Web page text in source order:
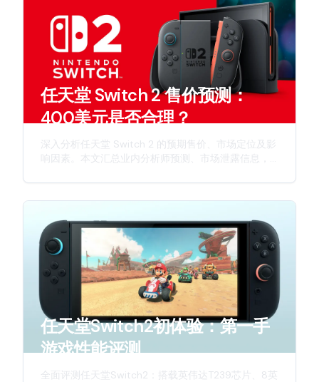
任天堂 Switch 2 售价预测：
400美元是否合理？
深入分析任天堂 Switch 2 的预期售价、市场定位及影
响因素。本文汇总业内分析师预测、市场泄露信息，
任天堂Switch2初体验：第一手
游戏性能评测
全面评测任天堂Switch2：搭载英伟达T239芯片、8英